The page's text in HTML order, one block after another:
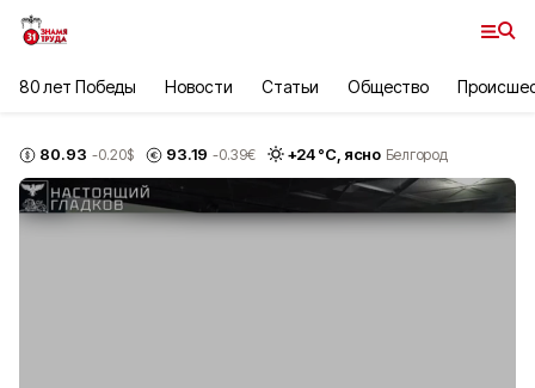
80 лет Победы Новости Статьи Общество
80.93 -0.20$ 93.19 -0.39€ +24°С, ясно Белгород